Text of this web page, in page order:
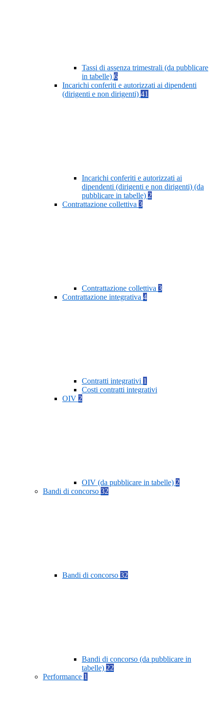
Tassi di assenza trimestrali (da pubblicare
in tabelle) 6
Incarichi conferiti e autorizzati ai dipendenti
(dirigenti e non dirigenti) 41
Incarichi conferiti e autorizzati ai
dipendenti (dirigenti e non dirigenti) (da
pubblicare in tabelle) 2
Contrattazione collettiva 3
Contrattazione collettiva 3
Contrattazione integrativa 4
Contratti integrativi 1
Costi contratti integrativi
OIV 2
OIV (da pubblicare in tabelle) 2
Bandi di concorso 32
Bandi di concorso 32
Bandi di concorso (da pubblicare in
tabelle) 22
Performance 1